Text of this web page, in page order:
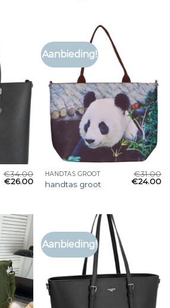
€34.00
€26.00
Aanbieding!
HANDTAS GROOT
handtas groot
€31.00
€24.00
Aanbieding!